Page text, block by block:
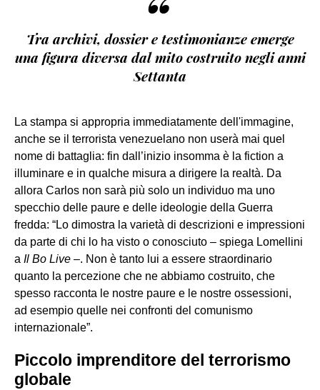
“
Tra archivi, dossier e testimonianze emerge
una figura diversa dal mito costruito negli anni
Settanta
La stampa si appropria immediatamente dell'immagine,
anche se il terrorista venezuelano non userà mai quel
nome di battaglia: fin dall’inizio insomma è la fiction a
illuminare e in qualche misura a dirigere la realtà. Da
allora Carlos non sarà più solo un individuo ma uno
specchio delle paure e delle ideologie della Guerra
fredda: “Lo dimostra la varietà di descrizioni e impressioni
da parte di chi lo ha visto o conosciuto – spiega Lomellini
a Il Bo Live –. Non è tanto lui a essere straordinario
quanto la percezione che ne abbiamo costruito, che
spesso racconta le nostre paure e le nostre ossessioni,
ad esempio quelle nei confronti del comunismo
internazionale”.
Piccolo imprenditore del terrorismo
globale